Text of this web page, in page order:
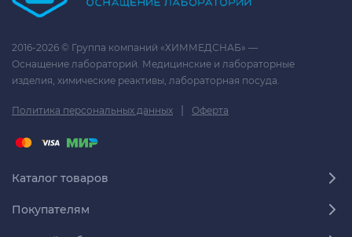
2016-2026 © Группа компаний «ХИММЕДСНАБ» —
Оснащение лабораторий. Медицинские и лабораторные
изделия, химические реактивы, лабораторная посуда.
Политика персональных данных | Оферта
Каталог товаров
Покупателям